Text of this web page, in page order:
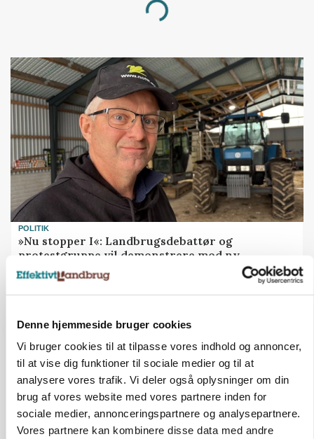
Denne hjemmeside bruger cookies
Vi bruger cookies til at tilpasse vores indhold og annoncer,
til at vise dig funktioner til sociale medier og til at
analysere vores trafik. Vi deler også oplysninger om din
brug af vores website med vores partnere inden for
sociale medier, annonceringspartnere og analysepartnere.
Vores partnere kan kombinere disse data med andre
Loading...
POLITIK
»Nu stopper I«: Landbrugsdebattør og
protestgruppe vil demonstrere mod ny
gødskningslov